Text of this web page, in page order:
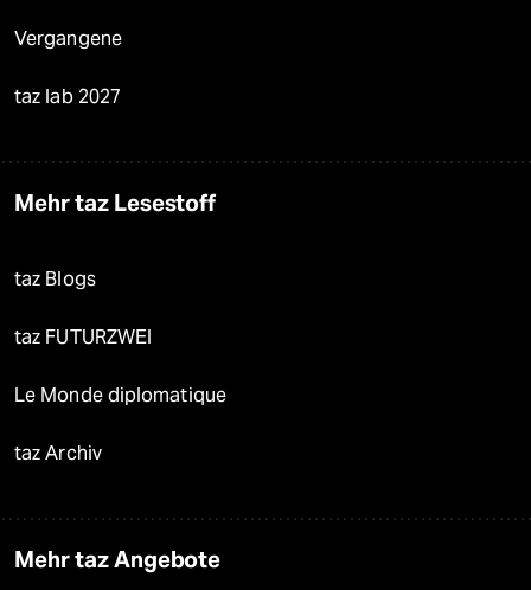
Vergangene
taz lab 2027
Mehr taz Lesestoff
taz Blogs
taz FUTURZWEI
Le Monde diplomatique
taz Archiv
Mehr taz Angebote